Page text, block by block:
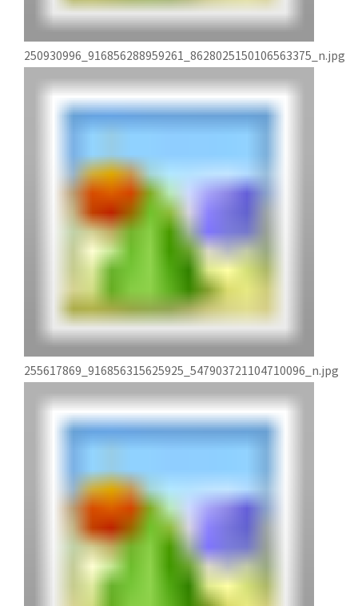
250930996_916856288959261_8628025150106563375_n.jpg
255617869_916856315625925_547903721104710096_n.jpg